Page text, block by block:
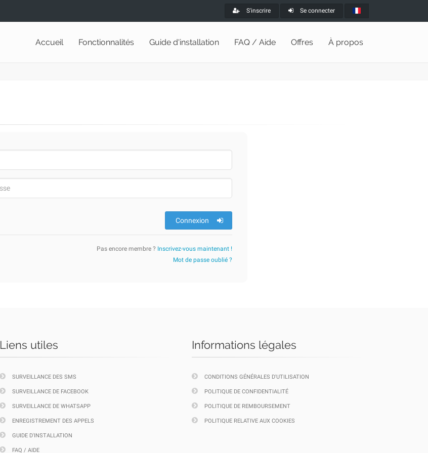
S'inscrire Se connecter
Accueil Fonctionnalités Guide d'installation FAQ / Aide Offres À propos
Connexion
Pas encore membre ? Inscrivez-vous maintenant !
Mot de passe oublié ?
Liens utiles
SURVEILLANCE DES SMS
SURVEILLANCE DE FACEBOOK
SURVEILLANCE DE WHATSAPP
ENREGISTREMENT DES APPELS
GUIDE D'INSTALLATION
FAQ / AIDE
Informations légales
CONDITIONS GÉNÉRALES D'UTILISATION
POLITIQUE DE CONFIDENTIALITÉ
POLITIQUE DE REMBOURSEMENT
POLITIQUE RELATIVE AUX COOKIES